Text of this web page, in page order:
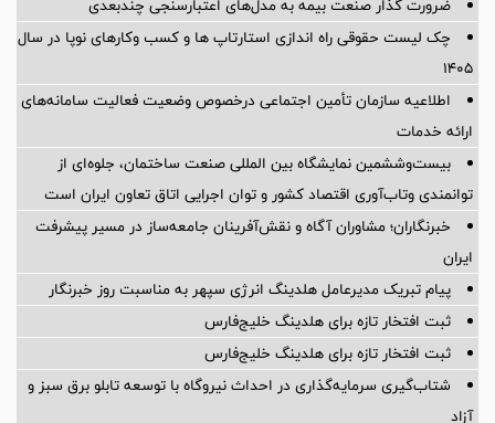
چک لیست حقوقی راه اندازی استارتاپ ها و کسب وکارهای نوپا در سال
۱۴۰۵
اطلاعیه سازمان تأمین اجتماعی درخصوص وضعیت فعالیت سامانه‌های
ارائه خدمات
بیست‌وششمین نمایشگاه بین المللی صنعت ساختمان، جلوه‌ای از
توانمندی وتاب‌آوری اقتصاد کشور و توان اجرایی اتاق تعاون ایران است
خبرنگاران؛ مشاوران آگاه و نقش‌آفرینان جامعه‌ساز در مسیر پیشرفت
ایران
پیام تبریک مدیرعامل هلدینگ انرژی سپهر به مناسبت روز خبرنگار
ثبت افتخار تازه برای هلدینگ خلیج‌فارس
ثبت افتخار تازه برای هلدینگ خلیج‌فارس
شتاب‌گیری سرمایه‌گذاری در احداث نیروگاه با توسعه تابلو برق سبز و
آزاد